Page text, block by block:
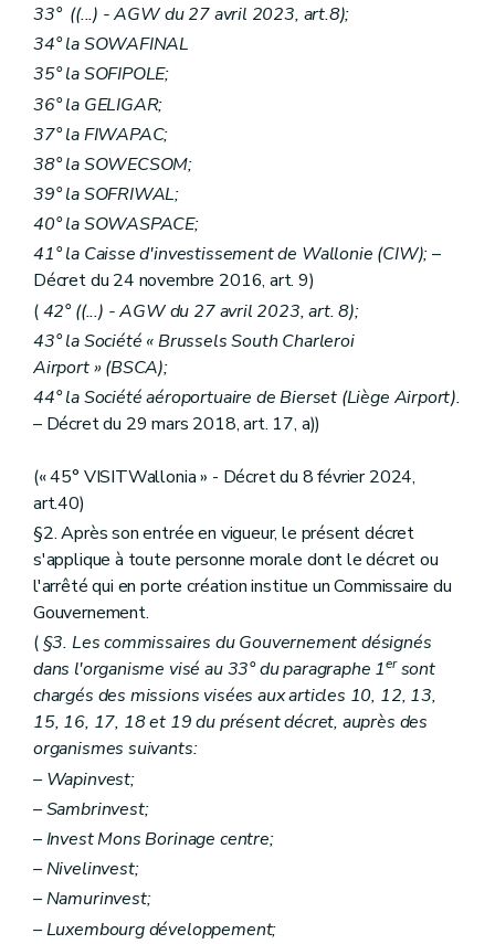
33° ((...) - AGW du 27 avril 2023, art.8);
34° la SOWAFINAL
35° la SOFIPOLE;
36° la GELIGAR;
37° la FIWAPAC;
38° la SOWECSOM;
39° la SOFRIWAL;
40° la SOWASPACE;
41° la Caisse d'investissement de Wallonie (CIW);–
Décret du 24 novembre 2016, art. 9)
(42° ((...) - AGW du 27 avril 2023, art. 8);
43° la Société « Brussels South Charleroi
Airport » (BSCA);
44° la Société aéroportuaire de Bierset (Liège Airport).
– Décret du 29 mars 2018, art. 17, a))
(« 45° VISITWallonia » - Décret du 8 février 2024,
art.40)
§2. Après son entrée en vigueur, le présent décret
s'applique à toute personne morale dont le décret ou
l'arrêté qui en porte création institue un Commissaire du
Gouvernement.
( §3. Les commissaires du Gouvernement désignés
dans l'organisme visé au 33° du paragraphe 1ersont
chargés des missions visées aux articles 10, 12, 13,
15, 16, 17, 18 et 19 du présent décret, auprès des
organismes suivants:
– Wapinvest;
– Sambrinvest;
– Invest Mons Borinage centre;
– Nivelinvest;
– Namurinvest;
– Luxembourg développement;